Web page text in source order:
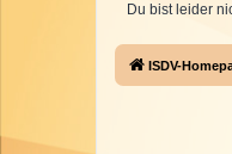
Du bist leider
ISDV-